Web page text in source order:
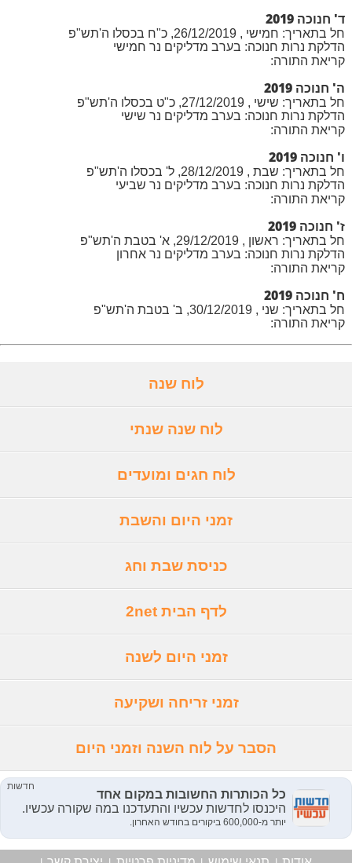
ד' חנוכה 2019
חל בתאריך: חמישי , 26/12/2019, כ"ח בכסלו ה'תש"פ
הדלקת נרות חנוכה: בערב מדליקים נר חמישי
קריאת התורה:
ה' חנוכה 2019
חל בתאריך: שישי , 27/12/2019, כ"ט בכסלו ה'תש"פ
הדלקת נרות חנוכה: בערב מדליקים נר שישי
קריאת התורה:
ו' חנוכה 2019
חל בתאריך: שבת , 28/12/2019, ל' בכסלו ה'תש"פ
הדלקת נרות חנוכה: בערב מדליקים נר שביעי
קריאת התורה:
ז' חנוכה 2019
חל בתאריך: ראשון , 29/12/2019, א' בטבת ה'תש"פ
הדלקת נרות חנוכה: בערב מדליקים נר אחרון
קריאת התורה:
ח' חנוכה 2019
חל בתאריך: שני , 30/12/2019, ב' בטבת ה'תש"פ
קריאת התורה:
לוח שנה
לוח שנה שנתי
לוח חגים ומועדים
זמני היום והשבת
כניסת שבת וחג
לדף הבית 2net
זמני היום לשנה
זמני זריחה ושקיעה
הסבר על לוח השנה וזמני היום